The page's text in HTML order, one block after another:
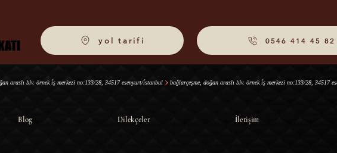
yol tarifi 0546 414 45
Blog Dilekçeler İletişim